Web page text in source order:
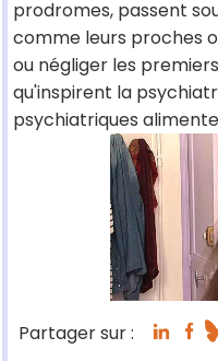
prodromes, passent
comme leurs proches
ou négliger les
qu'inspirent la
psychiatriques
Partager sur :